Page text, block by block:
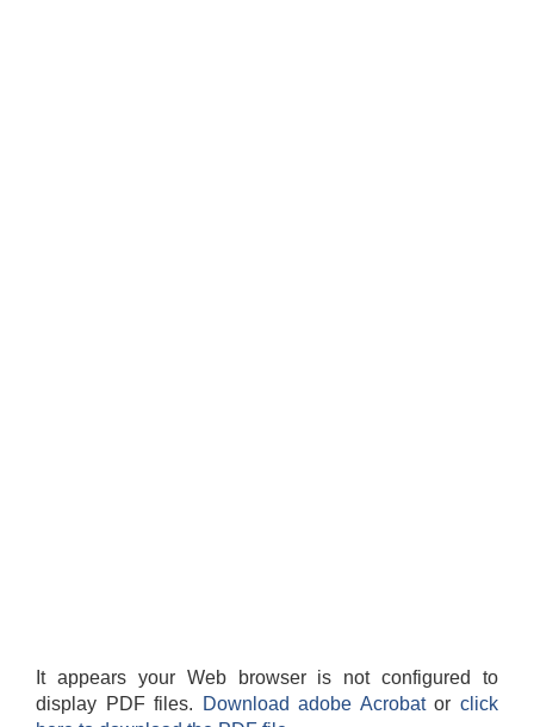
It appears your Web browser is not configured to
display PDF files.
Download adobe Acrobatorclick